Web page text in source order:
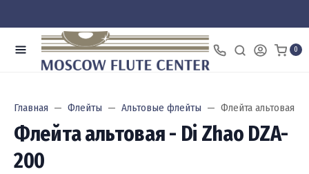
0
Главная Флейты Альтовые флейты Флейта альтовая -
Флейта альтовая - Di Zhao DZA-
200